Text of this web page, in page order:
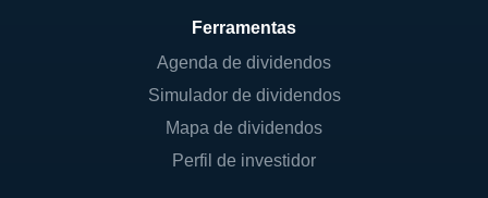
Ferramentas
Agenda de dividendos
Simulador de dividendos
Mapa de dividendos
Perfil de investidor